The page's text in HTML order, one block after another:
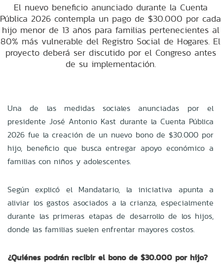
El nuevo beneficio anunciado durante la Cuenta
Pública 2026 contempla un pago de $30.000 por cada
hijo menor de 13 años para familias pertenecientes al
80% más vulnerable del Registro Social de Hogares. El
proyecto deberá ser discutido por el Congreso antes
de su implementación.
Una de las medidas sociales anunciadas por el
presidente José Antonio Kast durante la Cuenta Pública
2026 fue la creación de un nuevo bono de $30.000 por
hijo, beneficio que busca entregar apoyo económico a
familias con niños y adolescentes.
Según explicó el Mandatario, la iniciativa apunta a
aliviar los gastos asociados a la crianza, especialmente
durante las primeras etapas de desarrollo de los hijos,
donde las familias suelen enfrentar mayores costos.
¿Quiénes podrán recibir el bono de $30.000 por hijo?